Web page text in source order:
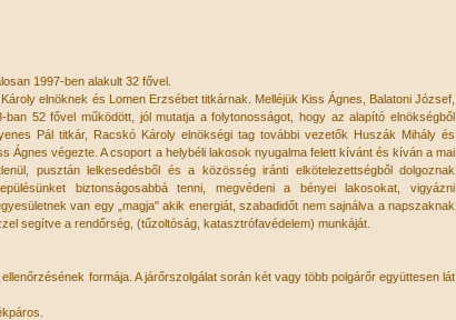
1997-ben alakult 32 fővel.
elnöknek és Lomen Erzsébet titkárnak. Melléjük Kiss Ágnes, Balatoni József,
52 fővel működött, jól mutatja a folytonosságot, hogy az alapító elnökségből
Pál titkár, Racskó Károly elnökségi tag további vezetők Huszák Mihály és
Ágnes végezte. A csoport a helybéli lakosok nyugalma felett kívánt és kíván a mai
pusztán lelkesedésből és a közösség iránti elkötelezettségből dolgoznak
biztonságosabbá tenni, megvédeni a bényei lakosokat, vigyázni
van egy „magja" akik energiát, szabadidőt nem sajnálva a napszaknak
segítve a rendőrség, (tűzoltóság, katasztrófavédelem) munkáját.
formája. A járőrszolgálat során két vagy több polgárőr együttesen lát